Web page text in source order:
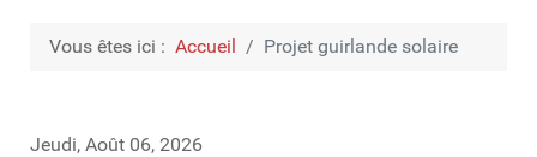
Vous êtes ici : Accueil Projet guirlande solaire
Jeudi, Août 06, 2026